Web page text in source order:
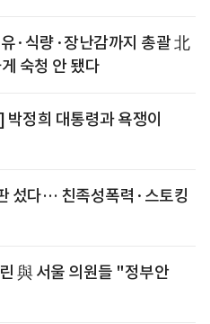
·식량·장난감까지 총괄 北
숙청 안 됐다
정희 대통령과 욕쟁이
섰다… 친족성폭력·스토킹
與 서울 의원들 "정부안